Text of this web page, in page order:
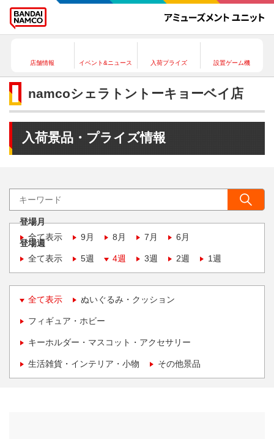
店舗情報 イベント&ニュース 入荷プライズ 設置ゲーム機
namcoシェラトントーキョーベイ店
入荷景品・プライズ情報
登場月
全て表示
9月 8月 7月 6月
登場週
全て表示
5週 4週 3週 2週 1週
全て表示 ぬいぐるみ・クッション
フィギュア・ホビー
キーホルダー・マスコット・アクセサリー
生活雑貨・インテリア・小物 その他景品